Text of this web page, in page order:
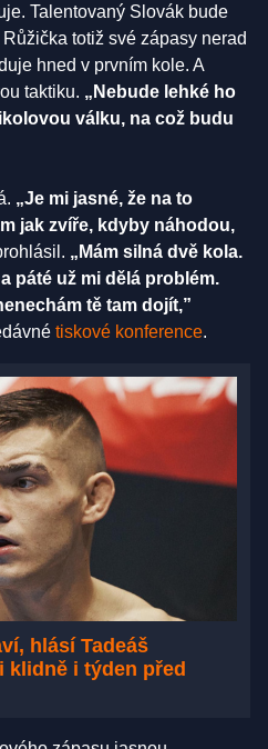
Talentovaný Slovák bude
totiž své zápasy nerad
hned v prvním kole. A
taktiku. „Nebude lehké ho
válku, na což budu
„Je mi jasné, že na to
jak zvíře, kdyby náhodou,
„Mám silná dvě kola.
páté už mi dělá problém.
tě tam dojít,”
tiskové konference.
hlásí Tadeáš
klidně i týden před